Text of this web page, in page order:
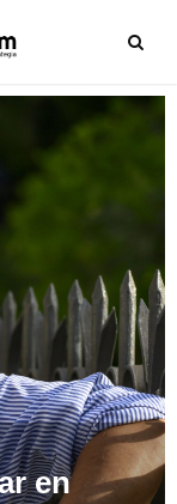
en